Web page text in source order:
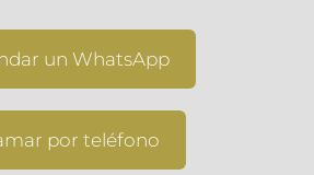
un WhatsApp
por teléfono